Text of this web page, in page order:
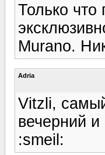
Только что
Murano.
Adria
Vitzli,
вечерний
:smeil: